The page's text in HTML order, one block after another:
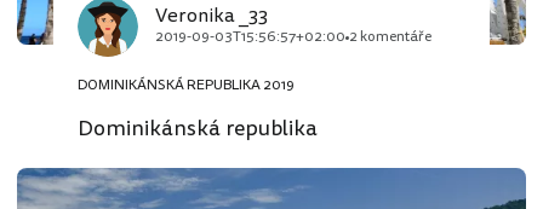
Veronika _33
2019-09-03T15:56:57+02:00 2 komentáře
DOMINIKÁNSKÁ REPUBLIKA 2019
Dominikánská republika